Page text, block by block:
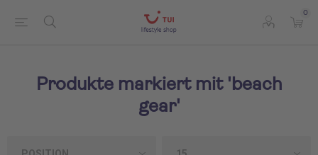
0
Produkte markiert mit 'beach
gear'